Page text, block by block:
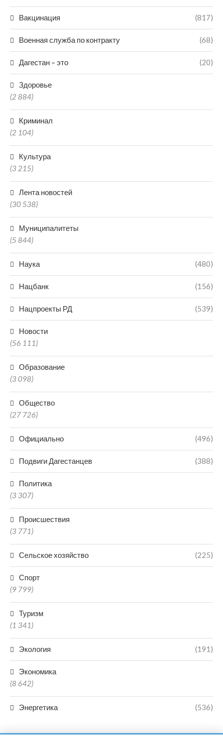
Вакцинация (817)
Военная служба по контракту (68)
Дагестан – это (20)
Здоровье
(2 884)
Криминал
(2 104)
Культура
(3 215)
Лента новостей
(30 538)
Муниципалитеты
(5 844)
Наука (480)
Нацбанк (156)
Нацпроекты РД (539)
Новости
(56 111)
Образование
(3 098)
Общество
(27 726)
Официально (496)
Подвиги Дагестанцев (388)
Политика
(3 307)
Происшествия
(3 771)
Сельское хозяйство (225)
Спорт
(9 799)
Туризм
(1 341)
Экология (191)
Экономика
(8 642)
Энергетика (536)